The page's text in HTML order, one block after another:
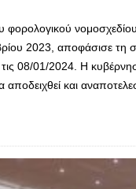
φορολογικού
2023, αποφάσισε
08/01/2024. Η
και